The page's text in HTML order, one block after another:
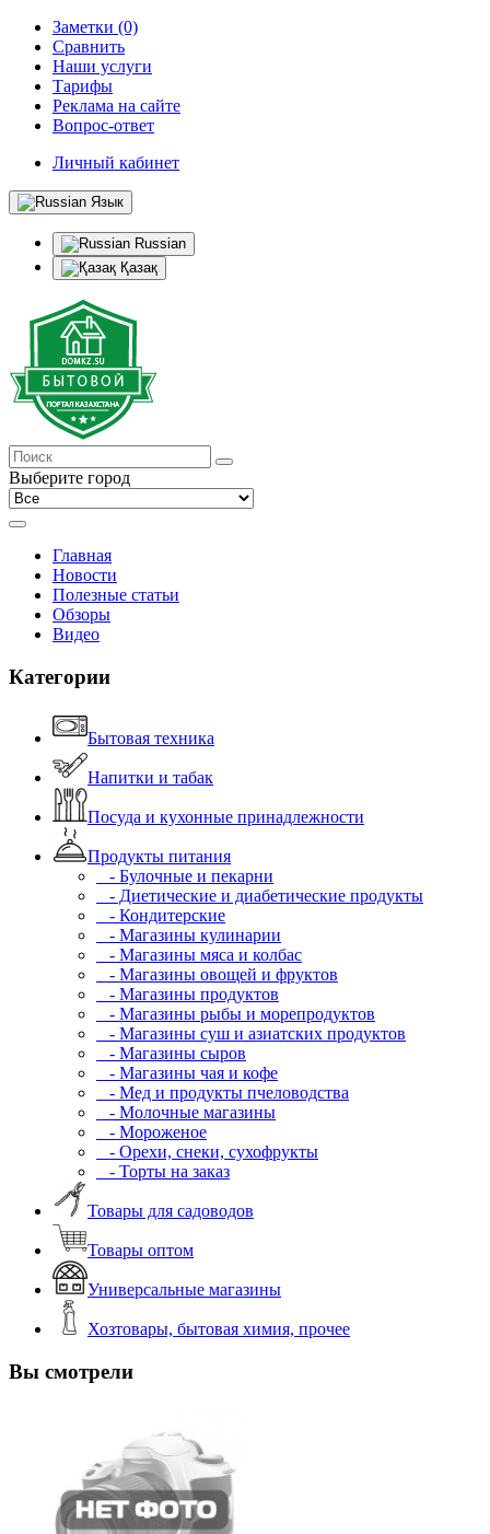
Заметки (0)
Сравнить
Наши услуги
Тарифы
Реклама на сайте
Вопрос-ответ
Личный кабинет
Язык
Russian
Қазақ
Выберите город
Главная
Новости
Полезные статьи
Обзоры
Видео
Категории
Бытовая техника
Напитки и табак
Посуда и кухонные принадлежности
Продукты питания
- Булочные и пекарни
- Диетические и диабетические продукты
- Кондитерские
- Магазины кулинарии
- Магазины мяса и колбас
- Магазины овощей и фруктов
- Магазины продуктов
- Магазины рыбы и морепродуктов
- Магазины суш и азиатских продуктов
- Магазины сыров
- Магазины чая и кофе
- Мед и продукты пчеловодства
- Молочные магазины
- Мороженое
- Орехи, снеки, сухофрукты
- Торты на заказ
Товары для садоводов
Товары оптом
Универсальные магазины
Хозтовары, бытовая химия, прочее
Вы смотрели